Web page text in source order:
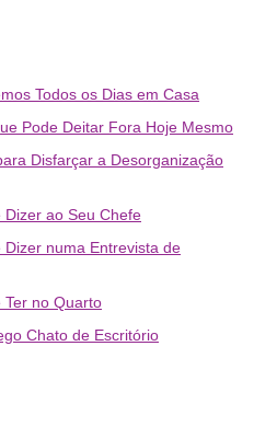
Todos os Dias em Casa
Pode Deitar Fora Hoje Mesmo
Disfarçar a Desorganização
Dizer ao Seu Chefe
numa Entrevista de
Ter no Quarto
Chato de Escritório